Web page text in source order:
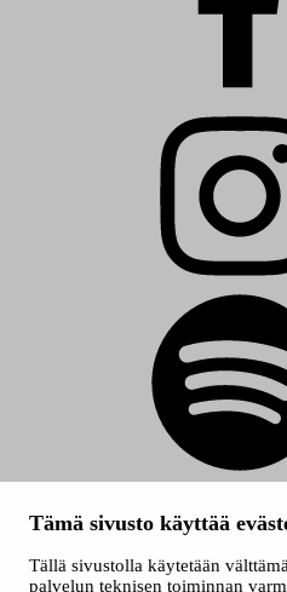
Tämä sivusto käyttää
Tällä sivustolla käytetään
palvelun teknisen toiminnan
Kaikki oikeudet muutoksiin
Saavutettavuusseloste